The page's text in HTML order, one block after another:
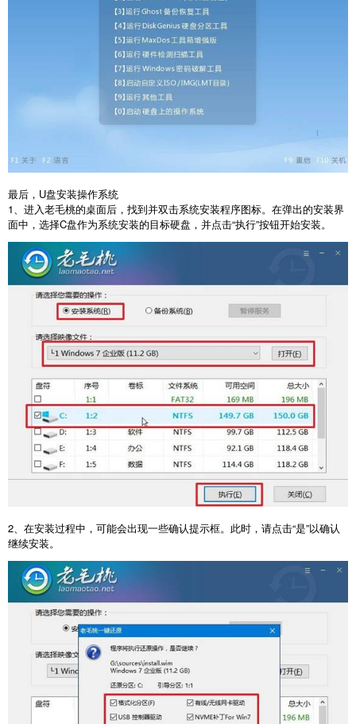
最后， U盘安装操作系统
1、进入老毛桃的桌面后，找到并双击系统安装程序图标。在弹出的安装界
面中，选择C盘作为系统安装的目标硬盘，并点击“执行”按钮开始安装。
2、在安装过程中，可能会出现一些确认提示框。此时，请点击“是”以确认
继续安装。